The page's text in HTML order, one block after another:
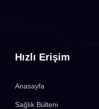
Hızlı Erişim
Anasayfa
Sağlık Bülteni